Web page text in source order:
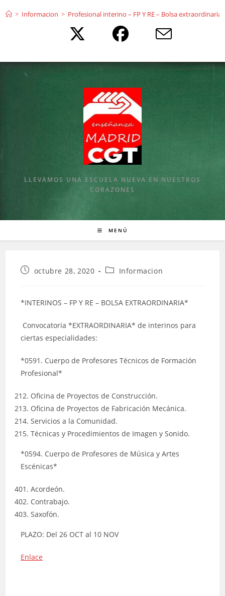
> Informacion > Profesional interino – FP Y RE – Bolsa extraordinaria
LLEVAMOS UNA ESCUELA NUEVA EN NUESTROS
CORAZONES
MENÚ
Publicación
entrada:
octubre 28, 2020
Categoría
entrada:
Informacion
*INTERINOS – FP Y RE – BOLSA EXTRAORDINARIA*
Convocatoria *EXTRAORDINARIA* de interinos para
ciertas especialidades:
*0591. Cuerpo de Profesores Técnicos de Formación
Profesional*
Oficina de Proyectos de Construcción.
Oficina de Proyectos de Fabricación Mecánica.
Servicios a la Comunidad.
Técnicas y Procedimientos de Imagen y Sonido.
*0594. Cuerpo de Profesores de Música y Artes
Escénicas*
Acordeón.
Contrabajo.
Saxofón.
PLAZO: Del 26 OCT al 10 NOV
Enlace